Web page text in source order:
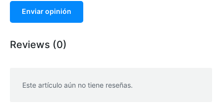
Enviar opinión
Reviews (0)
Este artículo aún no tiene reseñas.